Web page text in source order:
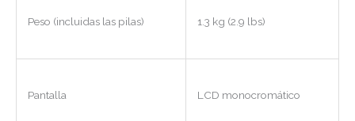
Peso (incluidas las pilas) 1.3 kg (2.9 lbs)
Pantalla LCD monocromático